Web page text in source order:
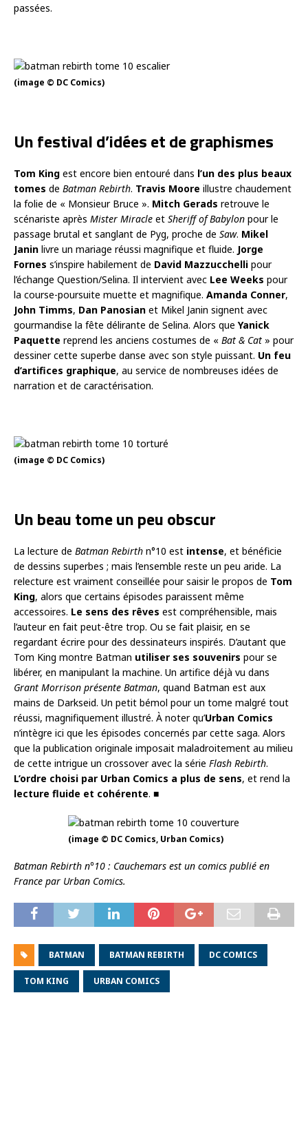
passées.
(image © DC Comics)
Un festival d’idées et de graphismes
Tom King est encore bien entouré dans l’un des plus beaux
tomes de Batman Rebirth. Travis Moore illustre chaudement
la folie de « Monsieur Bruce ». Mitch Gerads retrouve le
scénariste après Mister Miracle et Sheriff of Babylon pour le
passage brutal et sanglant de Pyg, proche de Saw. Mikel
Janin livre un mariage réussi magnifique et fluide. Jorge
Fornes s’inspire habilement de David Mazzucchelli pour
l’échange Question/Selina. Il intervient avec Lee Weeks pour
la course-poursuite muette et magnifique. Amanda Conner,
John Timms, Dan Panosian et Mikel Janin signent avec
gourmandise la fête délirante de Selina. Alors que Yanick
Paquette reprend les anciens costumes de « Bat & Cat » pour
dessiner cette superbe danse avec son style puissant. Un feu
d’artifices graphique, au service de nombreuses idées de
narration et de caractérisation.
(image © DC Comics)
Un beau tome un peu obscur
La lecture de Batman Rebirth n°10 est intense, et bénéficie
de dessins superbes ; mais l’ensemble reste un peu aride. La
relecture est vraiment conseillée pour saisir le propos de Tom
King, alors que certains épisodes paraissent même
accessoires. Le sens des rêves est compréhensible, mais
l’auteur en fait peut-être trop. Ou se fait plaisir, en se
regardant écrire pour des dessinateurs inspirés. D’autant que
Tom King montre Batman utiliser ses souvenirs pour se
libérer, en manipulant la machine. Un artifice déjà vu dans
Grant Morrison présente Batman, quand Batman est aux
mains de Darkseid. Un petit bémol pour un tome malgré tout
réussi, magnifiquement illustré. À noter qu’Urban Comics
n’intègre ici que les épisodes concernés par cette saga. Alors
que la publication originale imposait maladroitement au milieu
de cette intrigue un crossover avec la série Flash Rebirth.
L’ordre choisi par Urban Comics a plus de sens, et rend la
lecture fluide et cohérente. ■
(image © DC Comics, Urban Comics)
Batman Rebirth n°10 : Cauchemars est un comics publié en
France par Urban Comics.
BATMAN BATMAN REBIRTH DC COMICS
TOM KING URBAN COMICS